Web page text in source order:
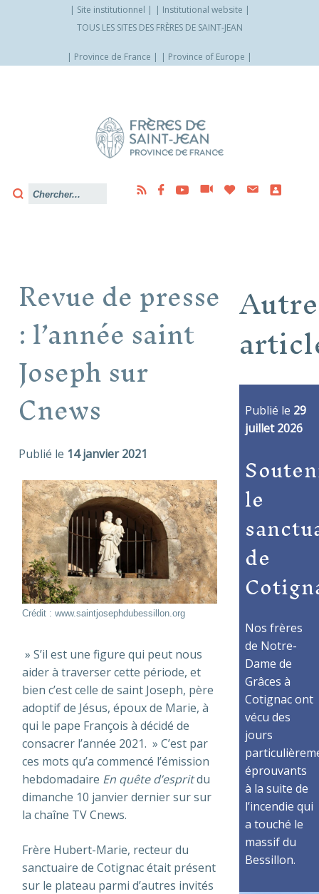
Site institutionnel
Institutional website
TOUS LES SITES DES FRÈRES DE SAINT-JEAN
Province de France
Province of Europe
Revue de presse
: l’année saint
Joseph sur
Cnews
Publié le 14 janvier 2021
Crédit : www.saintjosephdubessillon.org
» S’il est une figure qui peut nous
aider à traverser cette période, et
bien c’est celle de saint Joseph, père
adoptif de Jésus, époux de Marie, à
qui le pape François à décidé de
consacrer l’année 2021. » C’est par
ces mots qu’a commencé l’émission
hebdomadaire En quête d’espritdu
dimanche 10 janvier dernier sur sur
la chaîne TV Cnews.
Frère Hubert-Marie, recteur du
sanctuaire de Cotignac était présent
sur le plateau parmi d’autres invités
Publié le 29
juillet 2026
le
de
Nos frères
de Notre-
Dame de
Grâces à
Cotignac ont
vécu des
jours
éprouvants
à la suite de
l’incendie qui
a touché le
massif du
Bessillon.